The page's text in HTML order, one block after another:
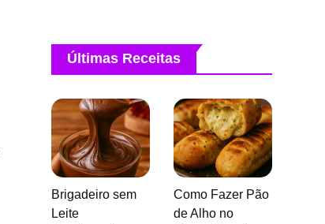
Últimas Receitas
Brigadeiro sem
Leite
Como Fazer Pão
de Alho no